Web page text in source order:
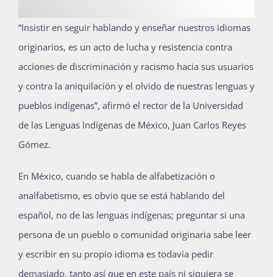
Bienvenida generación 2027-1
“Insistir en seguir hablando y enseñar nuestros idiomas
originarios, es un acto de lucha y resistencia contra
acciones de discriminación y racismo hacia sus usuarios
y contra la aniquilación y el olvido de nuestras lenguas y
pueblos indígenas”, afirmó el rector de la Universidad
de las Lenguas Indígenas de México, Juan Carlos Reyes
Gómez.
En México, cuando se habla de alfabetización o
analfabetismo, es obvio que se está hablando del
español, no de las lenguas indígenas; preguntar si una
persona de un pueblo o comunidad originaria sabe leer
y escribir en su propio idioma es todavía pedir
demasiado, tanto así que en este país ni siquiera se